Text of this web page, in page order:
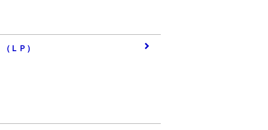
ＬＰ）